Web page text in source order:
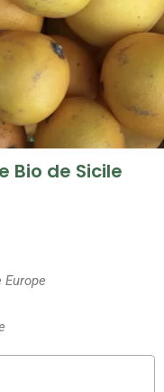
Bio de Sicile